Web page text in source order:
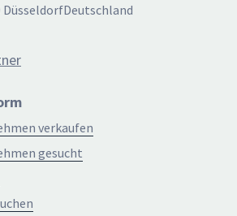
verkaufen
gesucht